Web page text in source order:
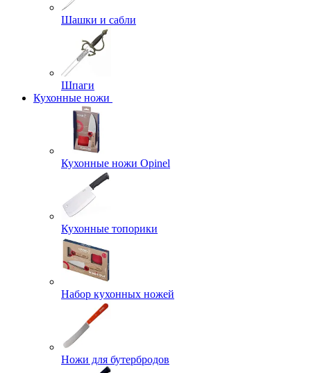
Шашки и сабли
Шпаги
Кухонные ножи
Кухонные ножи Opinel
Кухонные топорики
Набор кухонных ножей
Ножи для бутербродов